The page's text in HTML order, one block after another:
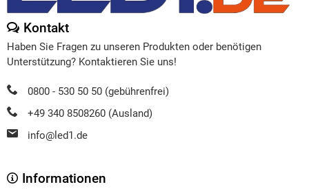
Kontakt
Haben Sie Fragen zu unseren Produkten oder benötigen
Unterstützung? Kontaktieren Sie uns!
0800 - 530 50 50 (gebührenfrei)
+49 340 8508260 (Ausland)
info@led1.de
Informationen